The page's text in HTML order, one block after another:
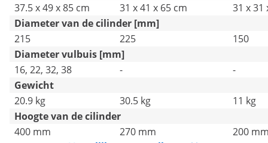
37.5 x 49 x 85 cm
31 x 41 x 65 cm
31 x 31
Diameter van de cilinder [mm]
215
225
150
Diameter vulbuis [mm]
16, 22, 32, 38
-
-
Gewicht
20.9 kg
30.5 kg
11 kg
Hoogte van de cilinder
400 mm
270 mm
200